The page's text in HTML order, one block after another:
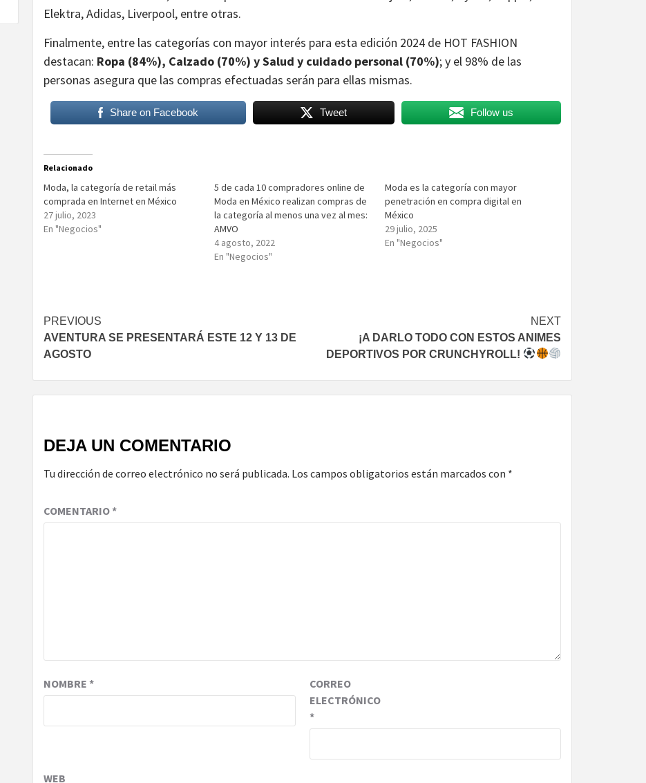
Elektra, Adidas, Liverpool, entre otras.
Finalmente, entre las categorías con mayor interés para esta edición 2024 de HOT FASHION
destacan: Ropa (84%), Calzado (70%) y Salud y cuidado personal (70%); y el 98% de las
personas asegura que las compras efectuadas serán para ellas mismas.
Share on Facebook Tweet Follow us
Relacionado
Moda, la categoría de retail más
comprada en Internet en México
27 julio, 2023
En "Negocios"
5 de cada 10 compradores online de
Moda en México realizan compras de
la categoría al menos una vez al mes:
AMVO
4 agosto, 2022
En "Negocios"
Moda es la categoría con mayor
penetración en compra digital en
México
29 julio, 2025
En "Negocios"
Post
navigation
PREVIOUS
AVENTURA SE PRESENTARÁ ESTE 12 Y 13 DE
AGOSTO
NEXT
¡A DARLO TODO CON ESTOS ANIMES
DEPORTIVOS POR CRUNCHYROLL!
DEJA UN COMENTARIO
Tu dirección de correo electrónico no será publicada. Los campos obligatorios están marcados con *
COMENTARIO*
NOMBRE *
CORREO
ELECTRÓNICO
*
WEB